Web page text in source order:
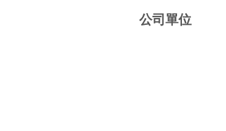
公司單位